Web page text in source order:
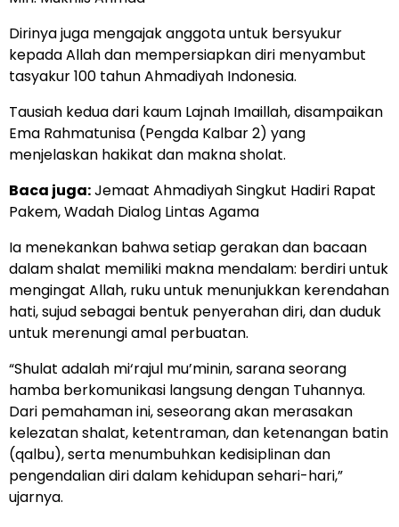
Dirinya juga mengajak anggota untuk bersyukur
kepada Allah dan mempersiapkan diri menyambut
tasyakur 100 tahun Ahmadiyah Indonesia.
Tausiah kedua dari kaum Lajnah Imaillah, disampaikan
Ema Rahmatunisa (Pengda Kalbar 2) yang
menjelaskan hakikat dan makna sholat.
Baca juga:Jemaat Ahmadiyah Singkut Hadiri Rapat
Pakem, Wadah Dialog Lintas Agama
Ia menekankan bahwa setiap gerakan dan bacaan
dalam shalat memiliki makna mendalam: berdiri untuk
mengingat Allah, ruku untuk menunjukkan kerendahan
hati, sujud sebagai bentuk penyerahan diri, dan duduk
untuk merenungi amal perbuatan.
“Shulat adalah mi‘rajul mu’minin, sarana seorang
hamba berkomunikasi langsung dengan Tuhannya.
Dari pemahaman ini, seseorang akan merasakan
kelezatan shalat, ketentraman, dan ketenangan batin
(qalbu), serta menumbuhkan kedisiplinan dan
pengendalian diri dalam kehidupan sehari-hari,”
ujarnya.